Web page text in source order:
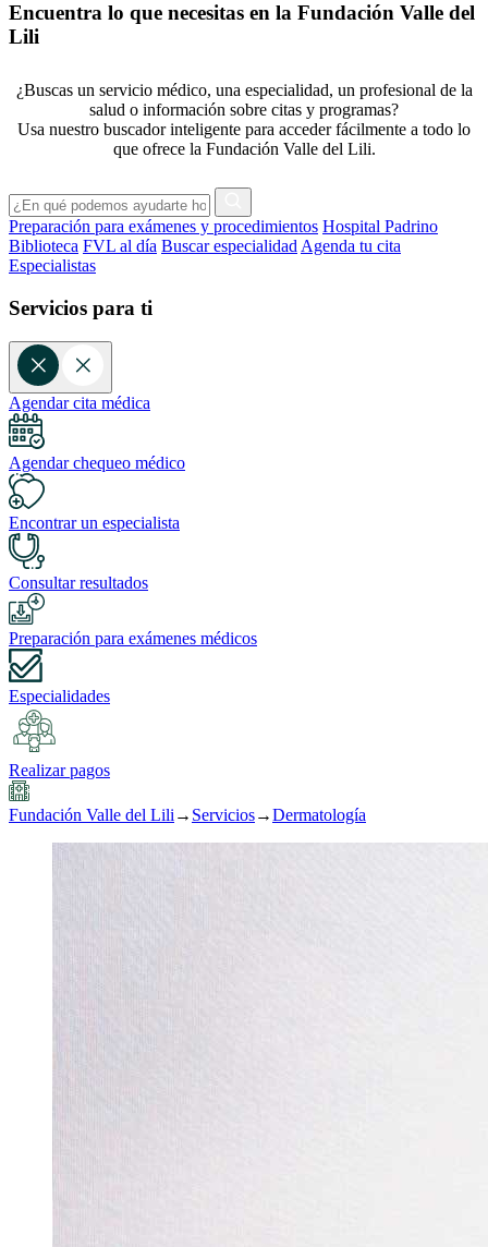
Encuentra lo que necesitas en la Fundación Valle del
Lili
¿Buscas un servicio médico, una especialidad, un profesional de la
salud o información sobre citas y programas?
Usa nuestro buscador inteligente para acceder fácilmente a todo lo
que ofrece la Fundación Valle del Lili.
Preparación para exámenes y procedimientos Hospital Padrino
Biblioteca FVL al día Buscar especialidad Agenda tu cita
Especialistas
Servicios para ti
Agendar cita médica
Agendar chequeo médico
Encontrar un especialista
Consultar resultados
Preparación para exámenes médicos
Especialidades
Realizar pagos
Fundación Valle del Lili → Servicios→Dermatología